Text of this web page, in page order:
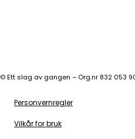
©Ett slag av gangen – Org.nr 832 053
Personvernregler
Vilkår for bruk